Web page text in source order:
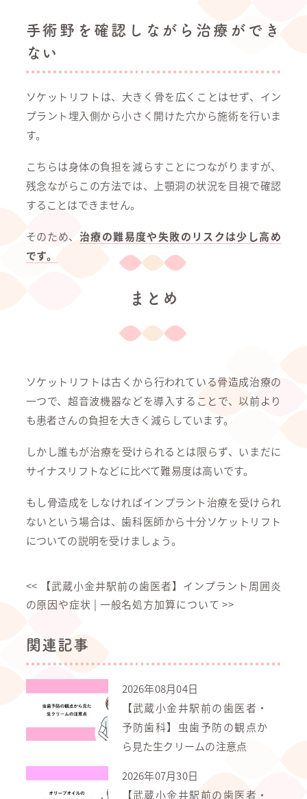
手術野を確認しながら治療ができ
ない
ソケットリフトは、大きく骨を広くことはせず、イン
プラント埋入側から小さく開けた穴から施術を行いま
す。
こちらは身体の負担を減らすことにつながりますが、
残念ながらこの方法では、上顎洞の状況を目視で確認
することはできません。
そのため、治療の難易度や失敗のリスクは少し高め
です。
まとめ
ソケットリフトは古くから行われている骨造成治療の
一つで、超音波機器などを導入することで、以前より
も患者さんの負担を大きく減らしています。
しかし誰もが治療を受けられるとは限らず、いまだに
サイナスリフトなどに比べて難易度は高いです。
もし骨造成をしなければインプラント治療を受けられ
ないという場合は、歯科医師から十分ソケットリフト
についての説明を受けましょう。
<< 【武蔵小金井駅前の歯医者】インプラント周囲炎
の原因や症状 | 一般名処方加算について>>
関連記事
2026年08月04日
【武蔵小金井駅前の歯医者・
予防歯科】虫歯予防の観点か
ら見た生クリームの注意点
2026年07月30日
【武蔵小金井駅前の歯医者・